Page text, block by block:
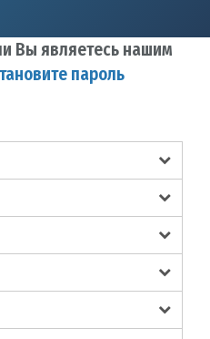
Вы являетесь нашим
пароль